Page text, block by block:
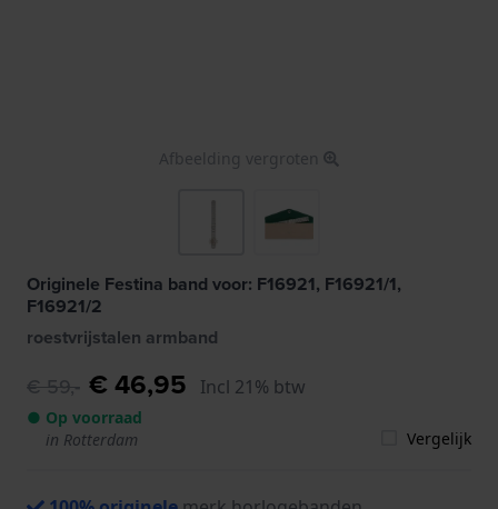
Afbeelding vergroten
Originele Festina band voor: F16921, F16921/1,
F16921/2
roestvrijstalen armband
€ 59,- € 46,95 Incl 21% btw
● Op voorraad
in Rotterdam
Vergelijk